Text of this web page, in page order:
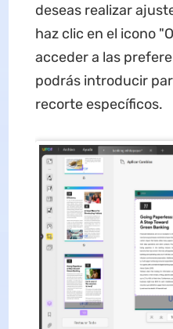
deseas realizar
haz clic en el icono
acceder a las
podrás introducir
recorte específicos.